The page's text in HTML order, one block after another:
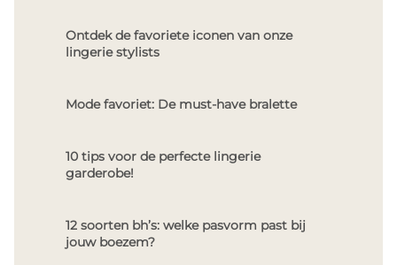
Ontdek de favoriete iconen van onze
lingerie stylists
Mode favoriet: De must-have bralette
10 tips voor de perfecte lingerie
garderobe!
12 soorten bh’s: welke pasvorm past bij
jouw boezem?